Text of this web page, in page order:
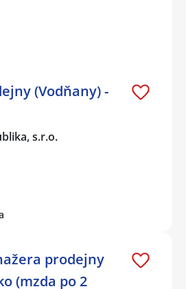
(Vodňany) -
s.r.o.
prodejny
(mzda po 2